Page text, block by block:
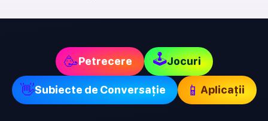
🥳Petrecere 🕹Jocuri
👋Subiecte de Conversație 📱 Aplicații